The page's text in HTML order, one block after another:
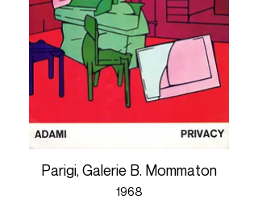
Parigi, Galerie B. Mommaton
1968